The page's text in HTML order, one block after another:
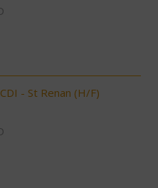
- St Renan (H/F)